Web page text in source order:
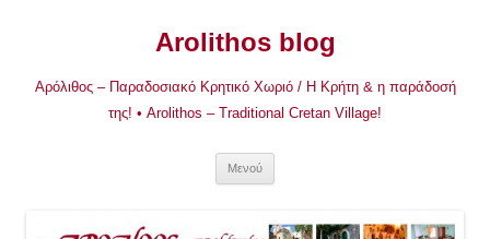
Arolithos blog
Αρόλιθος – Παραδοσιακό Κρητικό Χωριό / Η Κρήτη & η παράδοσή
της! • Arolithos – Traditional Cretan Village!
Μενού